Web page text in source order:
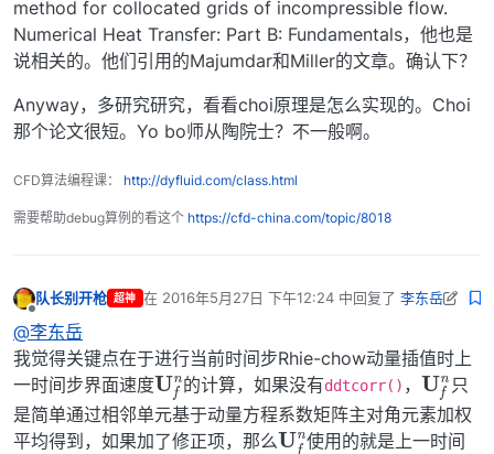
method for collocated grids of incompressible flow.
Numerical Heat Transfer: Part B: Fundamentals，他也是
说相关的。他们引用的Majumdar和Miller的文章。确认下？
Anyway，多研究研究，看看choi原理是怎么实现的。Choi
那个论文很短。Yo bo师从陶院士？不一般啊。
CFD算法编程课： http://dyfluid.com/class.html
需要帮助debug算例的看这个 https://cfd-china.com/topic/8018
队长别开枪 超神 在 2016年5月27日 下午12:24中回复了 李东岳
最后由 队长别开枪 编辑 2016年5月27日 下午8:33
@李东岳
我觉得关键点在于进行当前时间步Rhie-chow动量插值时上
一时间步界面速度
Uf
n
的计算，如果没有ddtcorr() ，
Uf
n
只
是简单通过相邻单元基于动量方程系数矩阵主对角元素加权
平均得到，如果加了修正项，那么
Uf
n
使用的就是上一时间